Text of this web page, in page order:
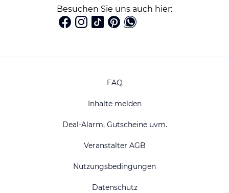
Besuchen Sie uns auch hier:
FAQ
Inhalte melden
Deal-Alarm, Gutscheine uvm.
Veranstalter AGB
Nutzungsbedingungen
Datenschutz